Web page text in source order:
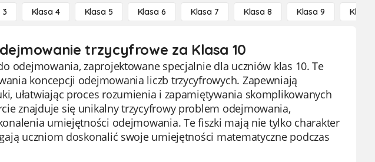
3 Klasa 4 Klasa 5 Klasa 6 Klasa 7 Klasa 8 Klasa 9 Klasa
trzycyfrowe za Klasa 10
odejmowania, zaprojektowane specjalnie dla uczniów klas 10. Te
koncepcji odejmowania liczb trzycyfrowych. Zapewniają
ułatwiając proces rozumienia i zapamiętywania skomplikowanych
znajduje się unikalny trzycyfrowy problem odejmowania,
umiejętności odejmowania. Te fiszki mają nie tylko charakter
uczniom doskonalić swoje umiejętności matematyczne podczas